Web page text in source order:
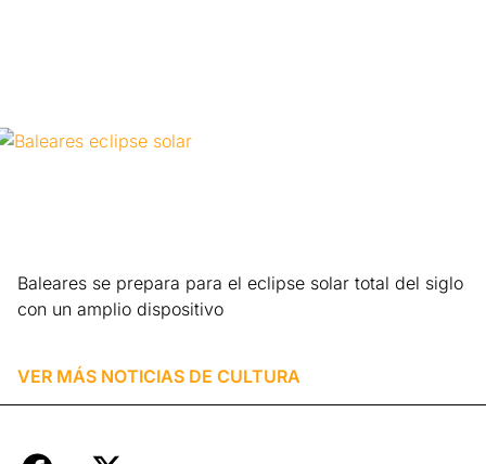
Baleares se prepara para el eclipse solar total del siglo
con un amplio dispositivo
VER MÁS NOTICIAS DE CULTURA